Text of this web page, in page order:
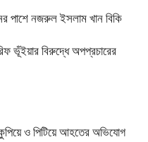
পাশে নজরুল ইসলাম খান বিকি
ভূঁইয়ার বিরুদ্ধে অপপ্রচারের
ও পিটিয়ে আহতের অভিযোগ